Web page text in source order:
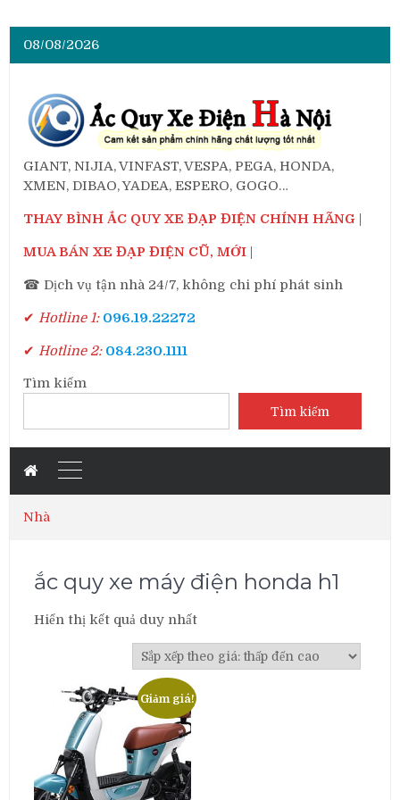
08/08/2026
GIANT, NIJIA, VINFAST, VESPA, PEGA, HONDA,
XMEN, DIBAO, YADEA, ESPERO, GOGO…
THAY BÌNH ẮC QUY XE ĐẠP ĐIỆN CHÍNH HÃNG
MUA BÁN XE ĐẠP ĐIỆN CŨ, MỚI
☎ Dịch vụ tận nhà 24/7, không chi phí phát sinh
✔ Hotline 1: 096.19.22272
✔ Hotline 2: 084.230.1111
Tìm kiếm
Tìm kiếm
Nhà
ắc quy xe máy điện honda h1
Hiển thị kết quả duy nhất
Giảm giá!